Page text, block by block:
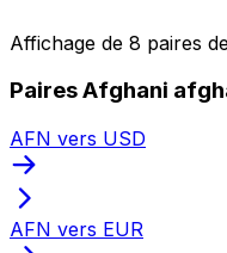
Affichage de 8 paires
Paires Afghani
AFN vers USD
AFN vers EUR